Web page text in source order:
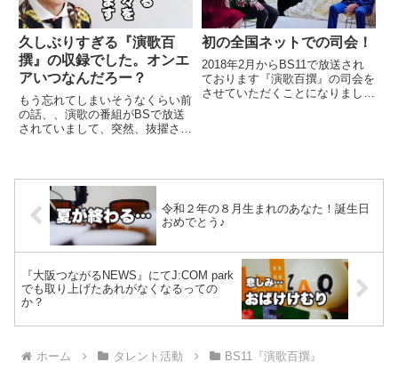
久しぶりすぎる『演歌百
撰』の収録でした。オンエ
アいつなんだろー？
もう忘れてしまいそうなくらい前
の話、、演歌の番組がBSで放送
されていまして、突然、抜擢され
しの間、放送がなかったんです
が、、、突然の復活話が持ち上が
り...
初の全国ネットでの司会！
2018年2月からBS11で放送され
ております『演歌百撰』の司会を
させていただくことになりまし
令和２年の８月生まれのあなた！誕生日
おめでとう♪
『大阪つながるNEWS』にてJ:COM park
でも取り上げたあれがなくなるっての
か？
ホーム タレント活動 BS11『演歌百撰』